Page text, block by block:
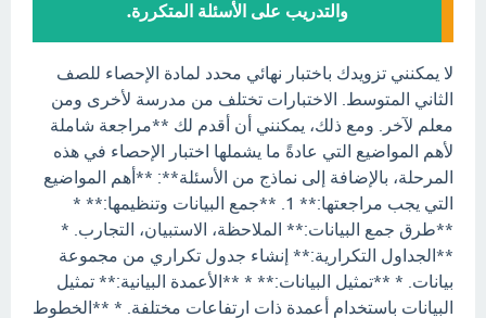
والتدريب على الأسئلة المتكررة.
لا يمكنني تزويدك باختبار نهائي محدد لمادة الإحصاء للصف
الثاني المتوسط. الاختبارات تختلف من مدرسة لأخرى ومن
معلم لآخر. ومع ذلك، يمكنني أن أقدم لك **مراجعة شاملة
لأهم المواضيع التي عادةً ما يشملها اختبار الإحصاء في هذه
المرحلة، بالإضافة إلى نماذج من الأسئلة**: **أهم المواضيع
التي يجب مراجعتها:** 1. **جمع البيانات وتنظيمها:** *
**طرق جمع البيانات:** الملاحظة، الاستبيان، التجارب. *
**الجداول التكرارية:** إنشاء جدول تكراري من مجموعة
بيانات. * **تمثيل البيانات:** * **الأعمدة البيانية:** تمثيل
البيانات باستخدام أعمدة ذات ارتفاعات مختلفة. * **الخطوط